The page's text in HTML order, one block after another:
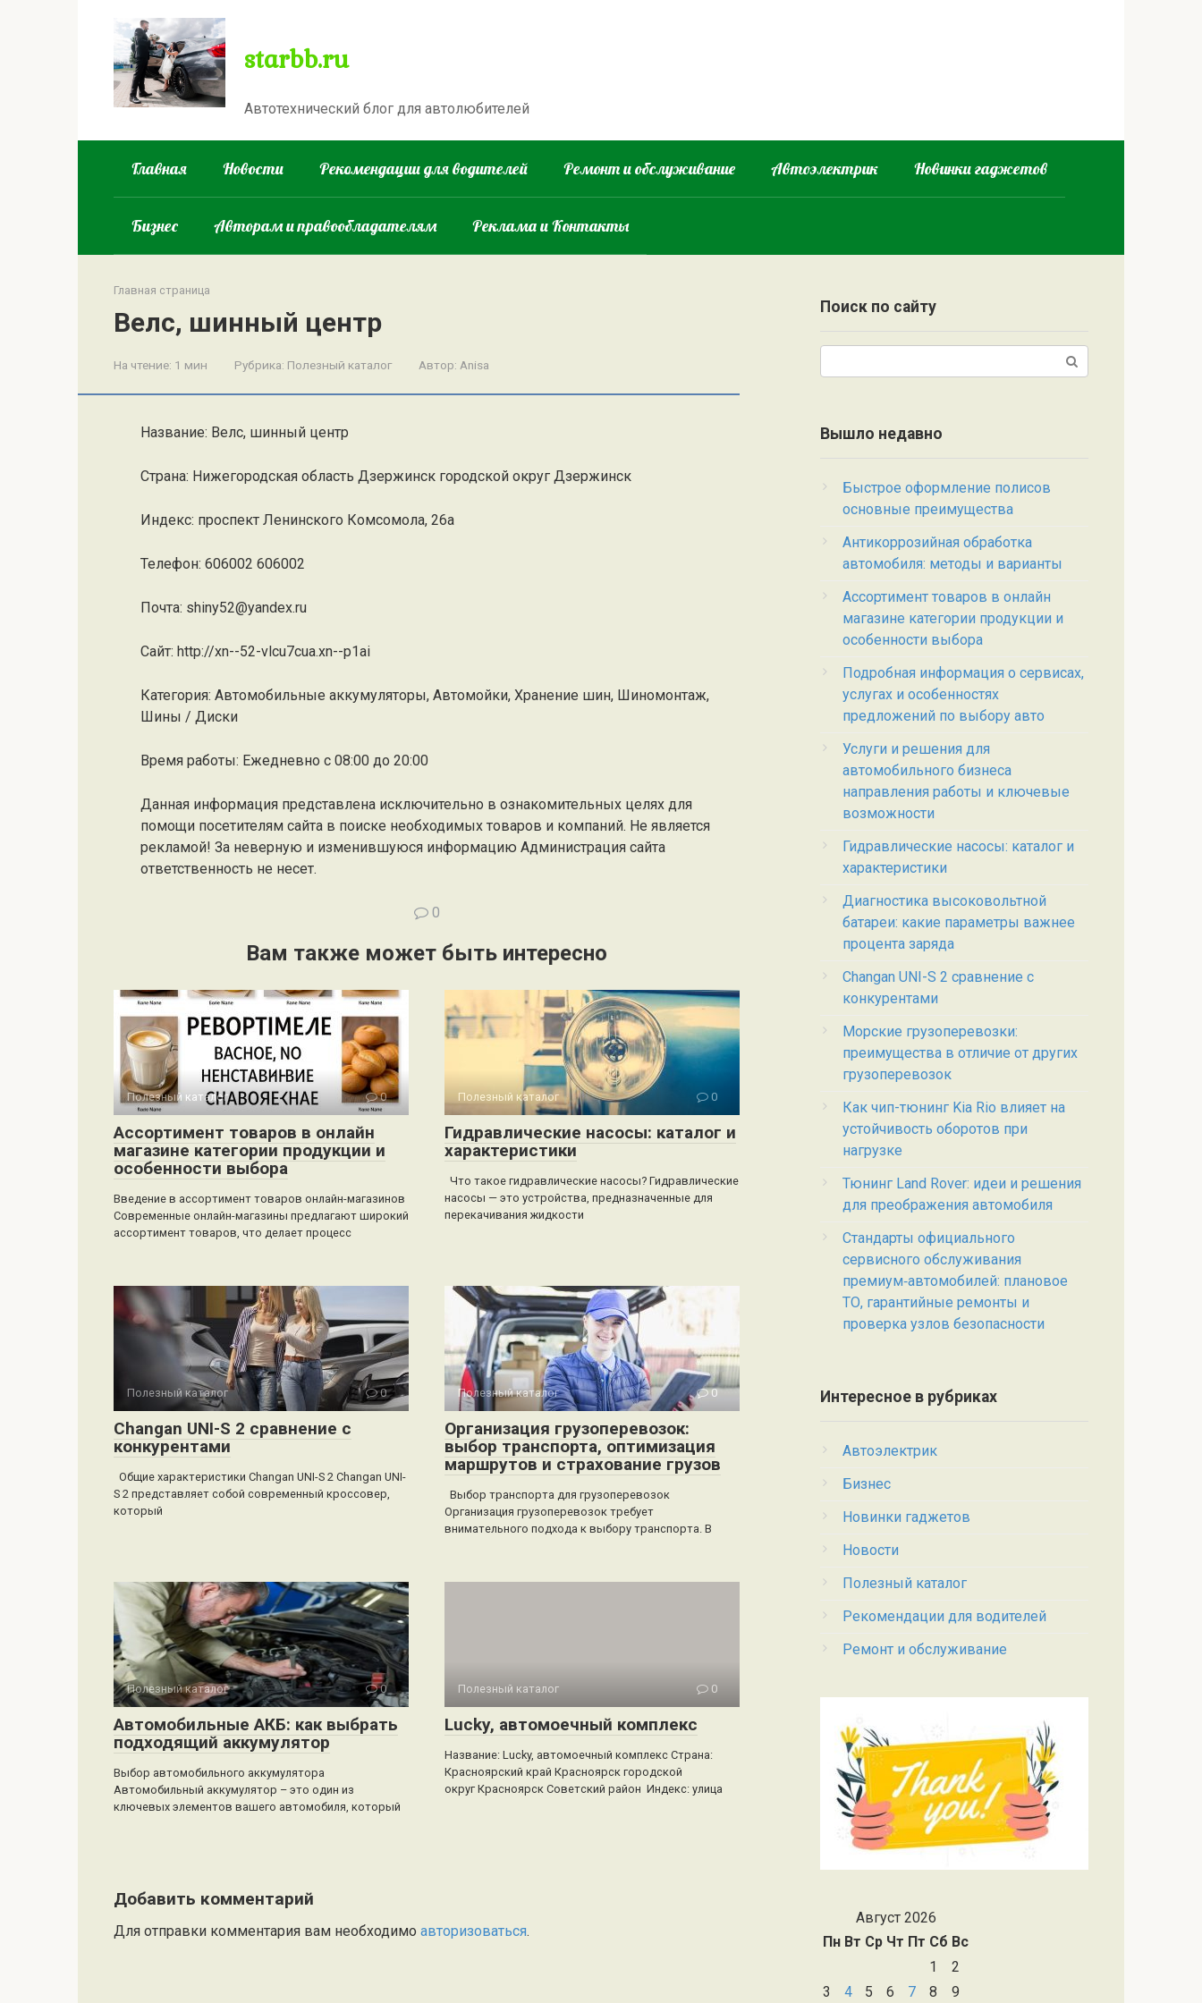
starbb.ru
Автотехнический блог для автолюбителей
Главная Новости Рекомендации для водителей Ремонт и обслуживание Автоэлектрик Новинки гаджетов
Бизнес Авторам и правообладателям Реклама и Контакты
Главная страница
Велс, шинный центр
На чтение: 1 мин Рубрика: Полезный каталог Автор: Anisa
Название: Велс, шинный центр
Страна: Нижегородская область Дзержинск городской округ Дзержинск
Индекс: проспект Ленинского Комсомола, 26а
Телефон: 606002 606002
Почта: shiny52@yandex.ru
Cайт: http://xn--52-vlcu7cua.xn--p1ai
Категория: Автомобильные аккумуляторы, Автомойки, Хранение шин, Шиномонтаж,
Шины / Диски
Время работы: Ежедневно с 08:00 до 20:00
Данная информация представлена исключительно в ознакомительных целях для
помощи посетителям сайта в поиске необходимых товаров и компаний. Не является
рекламой! За неверную и изменившуюся информацию Администрация сайта
ответственность не несет.
0
Вам также может быть интересно
Полезный каталог 0
Ассортимент товаров в онлайн
магазине категории продукции и
особенности выбора
Введение в ассортимент товаров онлайн-магазинов
Современные онлайн-магазины предлагают широкий
ассортимент товаров, что делает процесс
Полезный каталог 0
Гидравлические насосы: каталог и
характеристики
Что такое гидравлические насосы? Гидравлические
насосы — это устройства, предназначенные для
перекачивания жидкости
Полезный каталог 0
Changan UNI-S 2 сравнение с
конкурентами
Общие характеристики Changan UNI-S 2 Changan UNI-
S 2 представляет собой современный кроссовер,
который
Полезный каталог 0
Организация грузоперевозок:
выбор транспорта, оптимизация
маршрутов и страхование грузов
Выбор транспорта для грузоперевозок
Организация грузоперевозок требует
внимательного подхода к выбору транспорта. В
Полезный каталог 0
Автомобильные АКБ: как выбрать
подходящий аккумулятор
Выбор автомобильного аккумулятора
Автомобильный аккумулятор – это один из
ключевых элементов вашего автомобиля, который
Полезный каталог 0
Lucky, автомоечный комплекс
Название: Lucky, автомоечный комплекс Страна:
Красноярский край Красноярск городской
округ Красноярск Советский район Индекс: улица
Добавить комментарий
Для отправки комментария вам необходимо авторизоваться.
Поиск по сайту
Вышло недавно
Быстрое оформление полисов
основные преимущества
Антикоррозийная обработка
автомобиля: методы и варианты
Ассортимент товаров в онлайн
магазине категории продукции и
особенности выбора
Подробная информация о сервисах,
услугах и особенностях
предложений по выбору авто
Услуги и решения для
автомобильного бизнеса
направления работы и ключевые
возможности
Гидравлические насосы: каталог и
характеристики
Диагностика высоковольтной
батареи: какие параметры важнее
процента заряда
Changan UNI-S 2 сравнение с
конкурентами
Морские грузоперевозки:
преимущества в отличие от других
грузоперевозок
Как чип-тюнинг Kia Rio влияет на
устойчивость оборотов при
нагрузке
Тюнинг Land Rover: идеи и решения
для преображения автомобиля
Стандарты официального
сервисного обслуживания
премиум‑автомобилей: плановое
ТО, гарантийные ремонты и
проверка узлов безопасности
Интересное в рубриках
Автоэлектрик
Бизнес
Новинки гаджетов
Новости
Полезный каталог
Рекомендации для водителей
Ремонт и обслуживание
Август 2026
Пн Вт Ср Чт Пт Сб Вс
1
2
3
4 5 6 7 8 9